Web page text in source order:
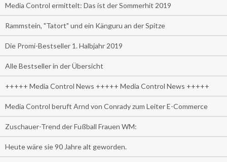
Media Control ermittelt: Das ist der Sommerhit 2019
Rammstein, "Tatort" und ein Känguru an der Spitze
Die Promi-Bestseller 1. Halbjahr 2019
Alle Bestseller in der Übersicht
+++++ Media Control News +++++ Media Control News +++++
Media Control beruft Arnd von Conrady zum Leiter E-Commerce
Zuschauer-Trend der Fußball Frauen WM:
Heute wäre sie 90 Jahre alt geworden.